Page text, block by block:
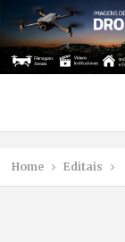
Home Editais